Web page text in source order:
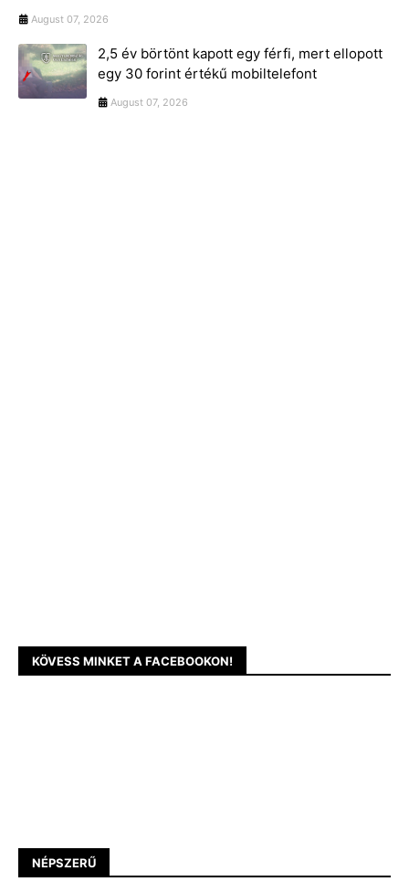
August 07, 2026
2,5 év börtönt kapott egy férfi, mert ellopott
egy 30 forint értékű mobiltelefont
August 07, 2026
KÖVESS MINKET A FACEBOOKON!
NÉPSZERŰ